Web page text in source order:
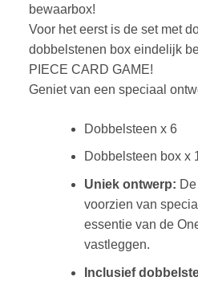
bewaarbox!
Voor het eerst is de set met
dobbelstenen box eindelijk
PIECE CARD GAME!
Geniet van een speciaal
Dobbelsteen x 6
Dobbelsteen box x
Uniek ontwerp:
voorzien van
essentie van de
vastleggen.
Inclusief